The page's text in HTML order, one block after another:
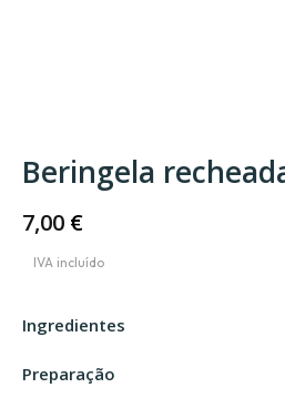
Beringela
7,00 €
Ingredientes
Preparação